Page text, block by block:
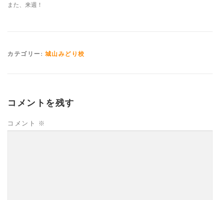
また、来週！
カテゴリー: 城山みどり校
コメントを残す
コメント ※